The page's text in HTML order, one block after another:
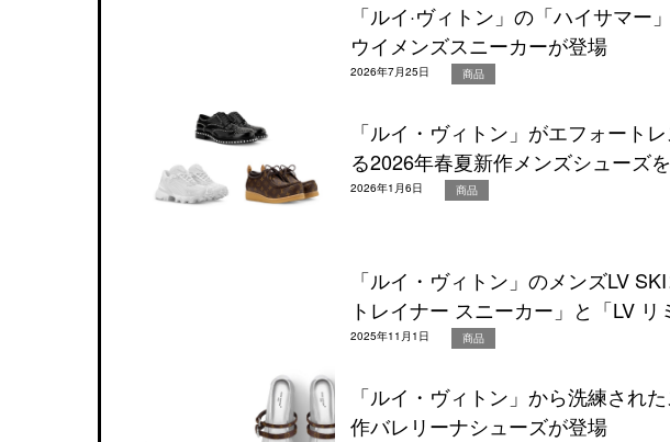
「ルイ·ヴィトン」の「ハイサマー
ウイメンズスニーカーが登場
2026年7月25日 商品
「ルイ・ヴィトン」がエフォート
る2026年春夏新作メンズシューズ
2026年1月6日 商品
「ルイ・ヴィトン」のメンズLV
トレイナー スニーカー」と「LV リ
2025年11月1日 商品
「ルイ・ヴィトン」から洗練され
作バレリーナシューズが登場